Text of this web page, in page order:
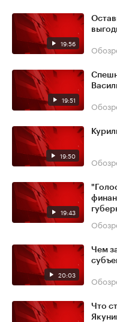
19:56
19:51
19:50
19:43
20:03
Чем
Что